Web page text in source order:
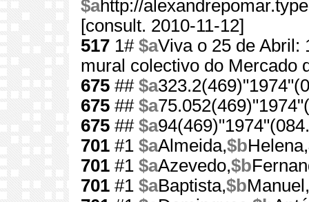
$ahttp://
[consult. 2010-11-12]
517 1# $aViva o 25 de Abril:
mural colectivo do Mercado
675 ## $a
675 ## $a
675 ## $a
701 #1 $aAlmeida,$bHelena,
701 #1 $aAzevedo,$b
701 #1 $aBaptista,$bManuel,